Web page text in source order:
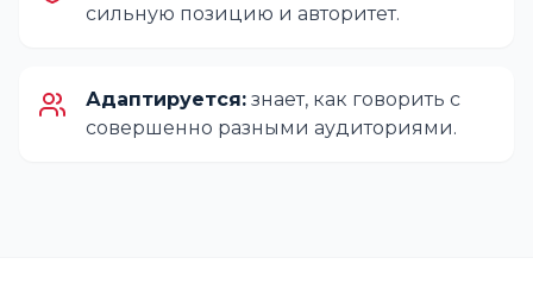
сильную позицию и авторитет.
Адаптируется: знает, как говорить с
совершенно разными аудиториями.